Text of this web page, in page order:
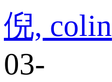
倪, colin
03-